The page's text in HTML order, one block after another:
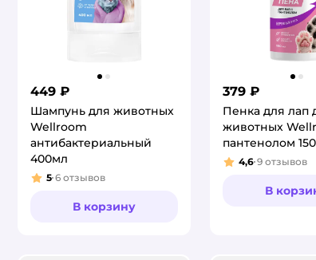
449 ₽
Шампунь для животных
Wellroom
антибактериальный
400мл
Рейтинг:
5 6 отзывов
В корзину
379 ₽
Пенка для лап
животных
пантенолом
Рейтинг:
4,6 9 отзывов
В